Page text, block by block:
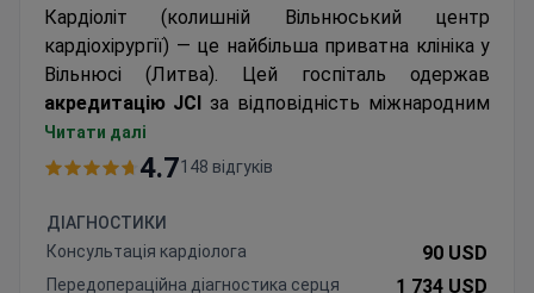
Кардіоліт (колишній Вільнюський центр
кардіохірургії) — це найбільша приватна клініка у
Вільнюсі (Литва). Цей госпіталь одержав
акредитацію JCI за відповідність міжнародним
стандартам. У клініці
лікування ожиріння, порушень роботи опорно-
захворювань.
Медичне обслуговування в Кардіоліті
на 60%
дешевше
, ніж у клініках Ізраїлю та Німеччини.
Читати далі
4.7148 відгуків
ДІАГНОСТИКИ
Консультація кардіолога
90 USD
Передопераційна діагностика серця 1 734 USD